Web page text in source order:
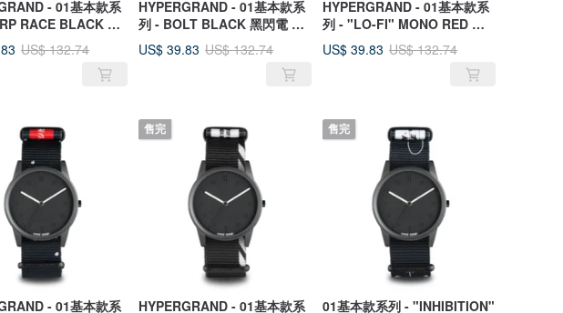
- 01基本款系
RACE BLACK 黑
US$ 132.74
HYPERGRAND - 01基本款系
列 - BOLT BLACK 黑閃電 手
錶
US$ 39.83 US$ 132.74
HYPERGRAND - 01基本款系
列 - "LO-FI" MONO RED 單
紅金屬 手錶
US$ 39.83 US$ 132.74
- 01基本款系
售完
HYPERGRAND - 01基本款系
售完
01基本款系列 - "INHIBITION"